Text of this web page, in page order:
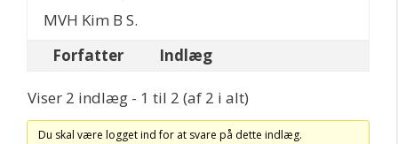
MVH Kim B S.
Forfatter
Indlæg
Viser 2 indlæg - 1 til 2 (af 2 i alt)
Du skal være logget ind for at svare på dette indlæg.